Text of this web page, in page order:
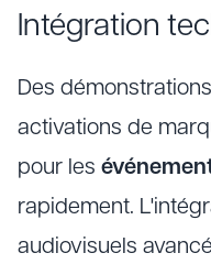
Intégration
Des
activations de
pour les
rapidement.
audiovisuels